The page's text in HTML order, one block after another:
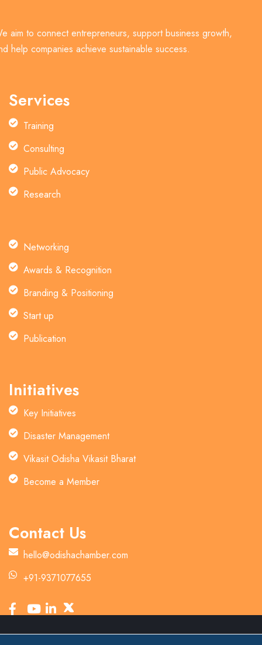
aim to connect entrepreneurs, support business growth,
help companies achieve sustainable success.
Services
Training
Consulting
Public Advocacy
Research
Networking
Awards & Recognition
Branding & Positioning
Start up
Publication
Initiatives
Key Initiatives
Disaster Management
Vikasit Odisha Vikasit Bharat
Become a Member
Contact Us
hello@odishachamber.com
+91-9371077655